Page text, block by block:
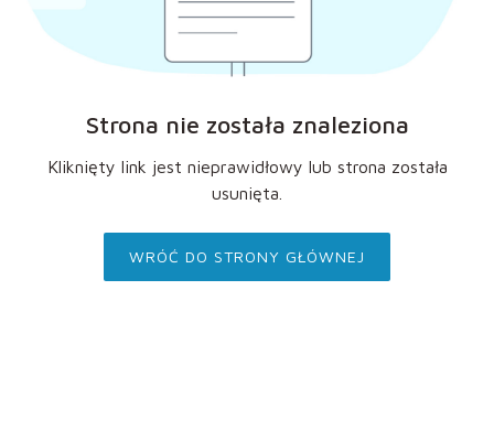
Strona nie została znaleziona
Kliknięty link jest nieprawidłowy lub strona została
usunięta.
WRÓĆ DO STRONY GŁÓWNEJ